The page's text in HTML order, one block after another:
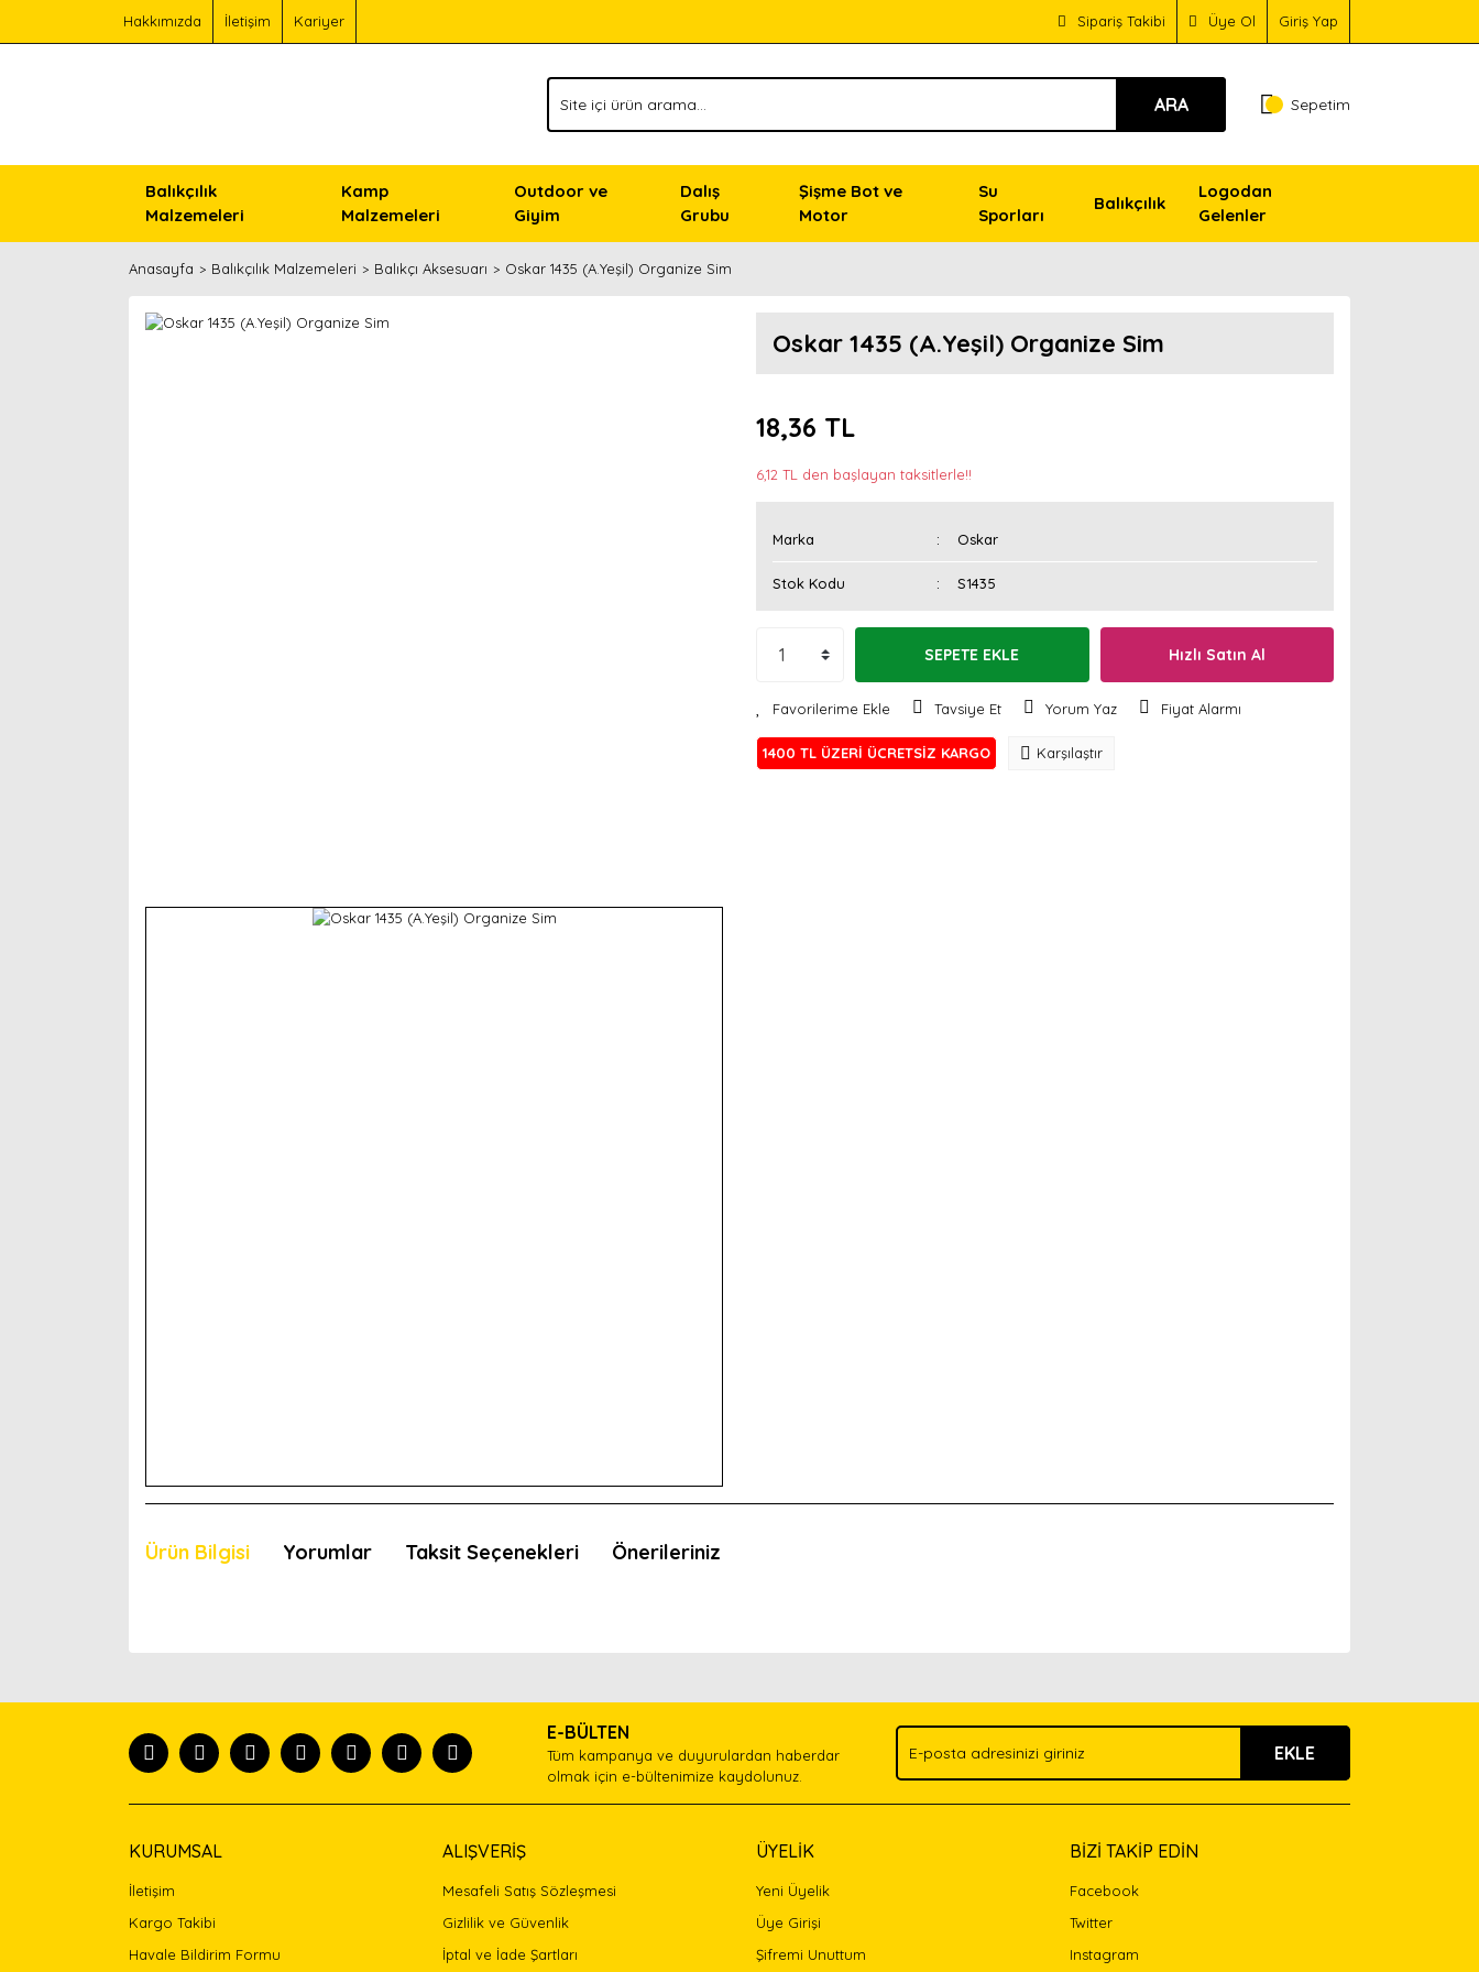
Hakkımızda İletişim Kariyer Sipariş Takibi Üye Ol Giriş Yap
ARA Sepetim
Balıkçılık
Malzemeleri
Kamp
Malzemeleri
Outdoor ve
Giyim
Dalış
Grubu
Şişme Bot ve
Motor
Su
Sporları
Balıkçılık
Logodan
Gelenler
Anasayfa Balıkçılık Malzemeleri Balıkçı Aksesuarı Oskar 1435 (A.Yeşil) Organize Sim
Oskar 1435 (A.Yeşil) Organize Sim
18,36 TL
6,12 TL den başlayan taksitlerle!!
Marka Oskar
Stok Kodu S1435
SEPETE EKLE Hızlı Satın Al
Tavsiye Et Yorum Yaz Fiyat Alarmı
1400 TL ÜZERİ ÜCRETSİZ KARGO Karşılaştır
Ürün Bilgisi Yorumlar Taksit Seçenekleri Önerileriniz
Ürün açıklamasında eksik bilgiler bulunuyor.
Bu ürüne benzer farklı alternatifler olmalı.
E-BÜLTEN
Tüm kampanya ve duyurulardan haberdar
olmak için e-bültenimize kaydolunuz.
EKLE
KURUMSAL
İletişim
Kargo Takibi
Havale Bildirim Formu
ALIŞVERİŞ
Mesafeli Satış Sözleşmesi
Gizlilik ve Güvenlik
İptal ve İade Şartları
ÜYELİK
Yeni Üyelik
Üye Girişi
Şifremi Unuttum
BİZİ TAKİP EDİN
Facebook
Twitter
Instagram